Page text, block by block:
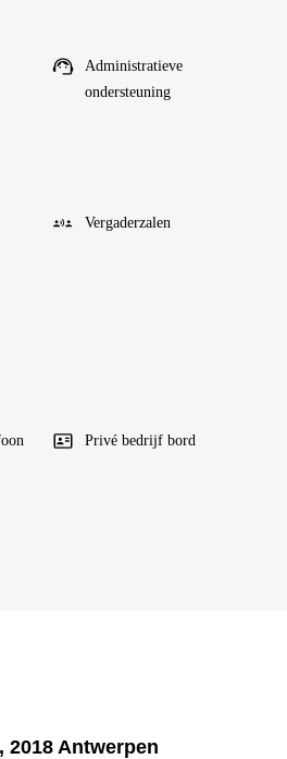
Administratieve
ondersteuning
Vergaderzalen
Privé bedrijf bord
2018 Antwerpen